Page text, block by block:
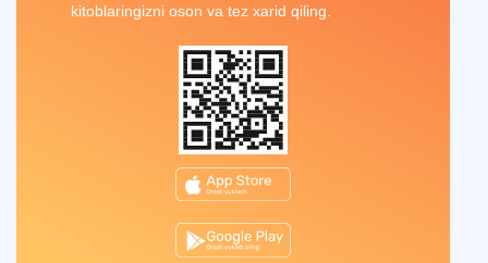
kitoblaringizni oson va tez xarid qiling.